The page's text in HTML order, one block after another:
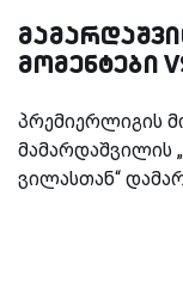
მომენტები
პრემიერლიგის
მამარდაშვილის
ვილასთან“